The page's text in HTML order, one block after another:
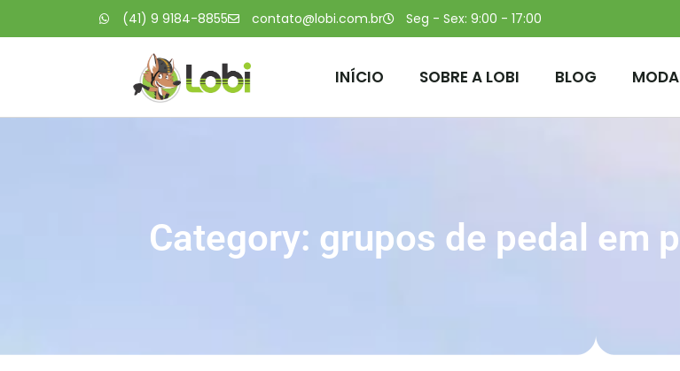
(41) 9 9184-8855 contato@lobi.com.br Seg - Sex: 9:00 - 17:00
INÍCIO SOBRE A LOBI BLOG
Category: grupos de pedal em